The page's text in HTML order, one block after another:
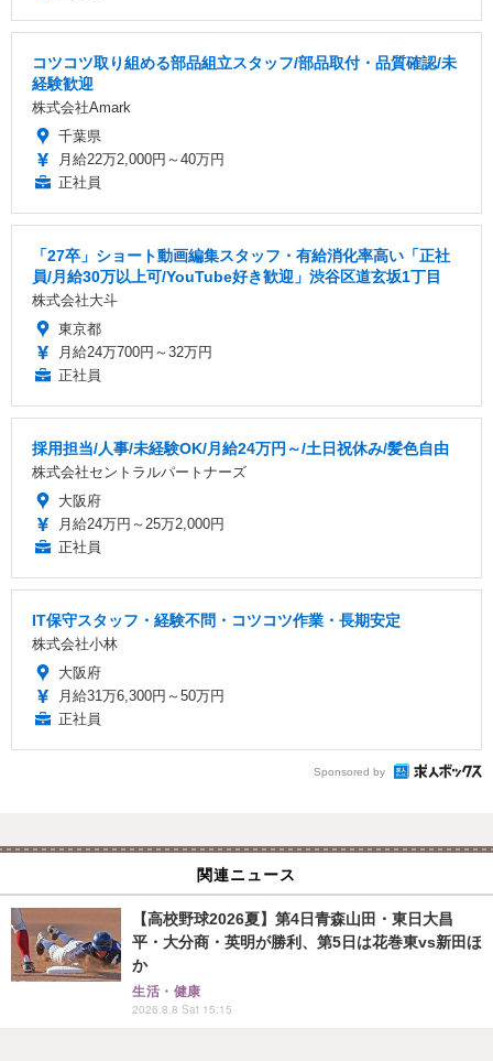
コツコツ取り組める部品組立スタッフ/部品取付・品質確認/未
経験歓迎
株式会社Amark
千葉県
月給22万2,000円～40万円
正社員
「27卒」ショート動画編集スタッフ・有給消化率高い「正社
員/月給30万以上可/YouTube好き歓迎」渋谷区道玄坂1丁目
株式会社大斗
東京都
月給24万700円～32万円
正社員
採用担当/人事/未経験OK/月給24万円～/土日祝休み/髪色自由
株式会社セントラルパートナーズ
大阪府
月給24万円～25万2,000円
正社員
IT保守スタッフ・経験不問・コツコツ作業・長期安定
株式会社小林
大阪府
月給31万6,300円～50万円
正社員
Sponsored by
関連ニュース
【高校野球2026夏】第4日青森山田・東日大昌
平・大分商・英明が勝利、第5日は花巻東vs新田ほ
か
生活・健康
2026.8.8 Sat 15:15